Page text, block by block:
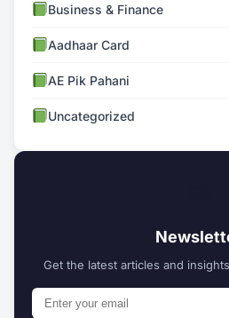
Business & Finance
Aadhaar Card
AE Pik Pahani
Uncategorized
Get the latest articles and